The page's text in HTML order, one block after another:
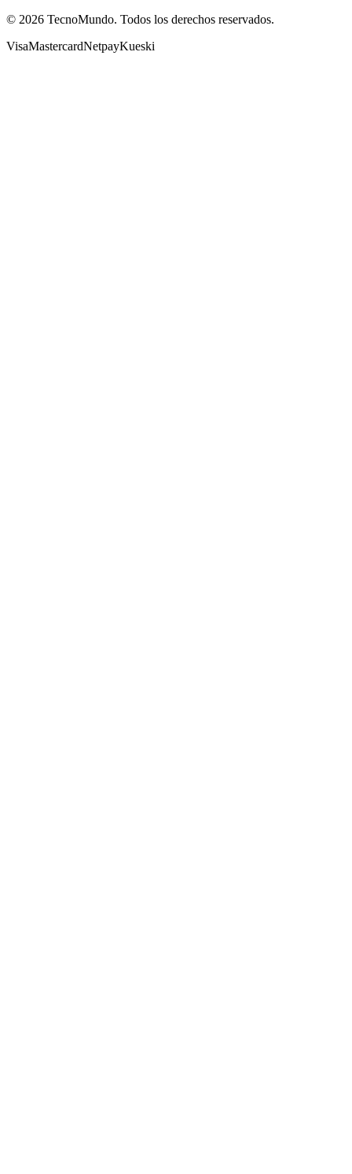
© 2026 TecnoMundo. Todos los derechos reservados.
VisaMastercardNetpayKueski